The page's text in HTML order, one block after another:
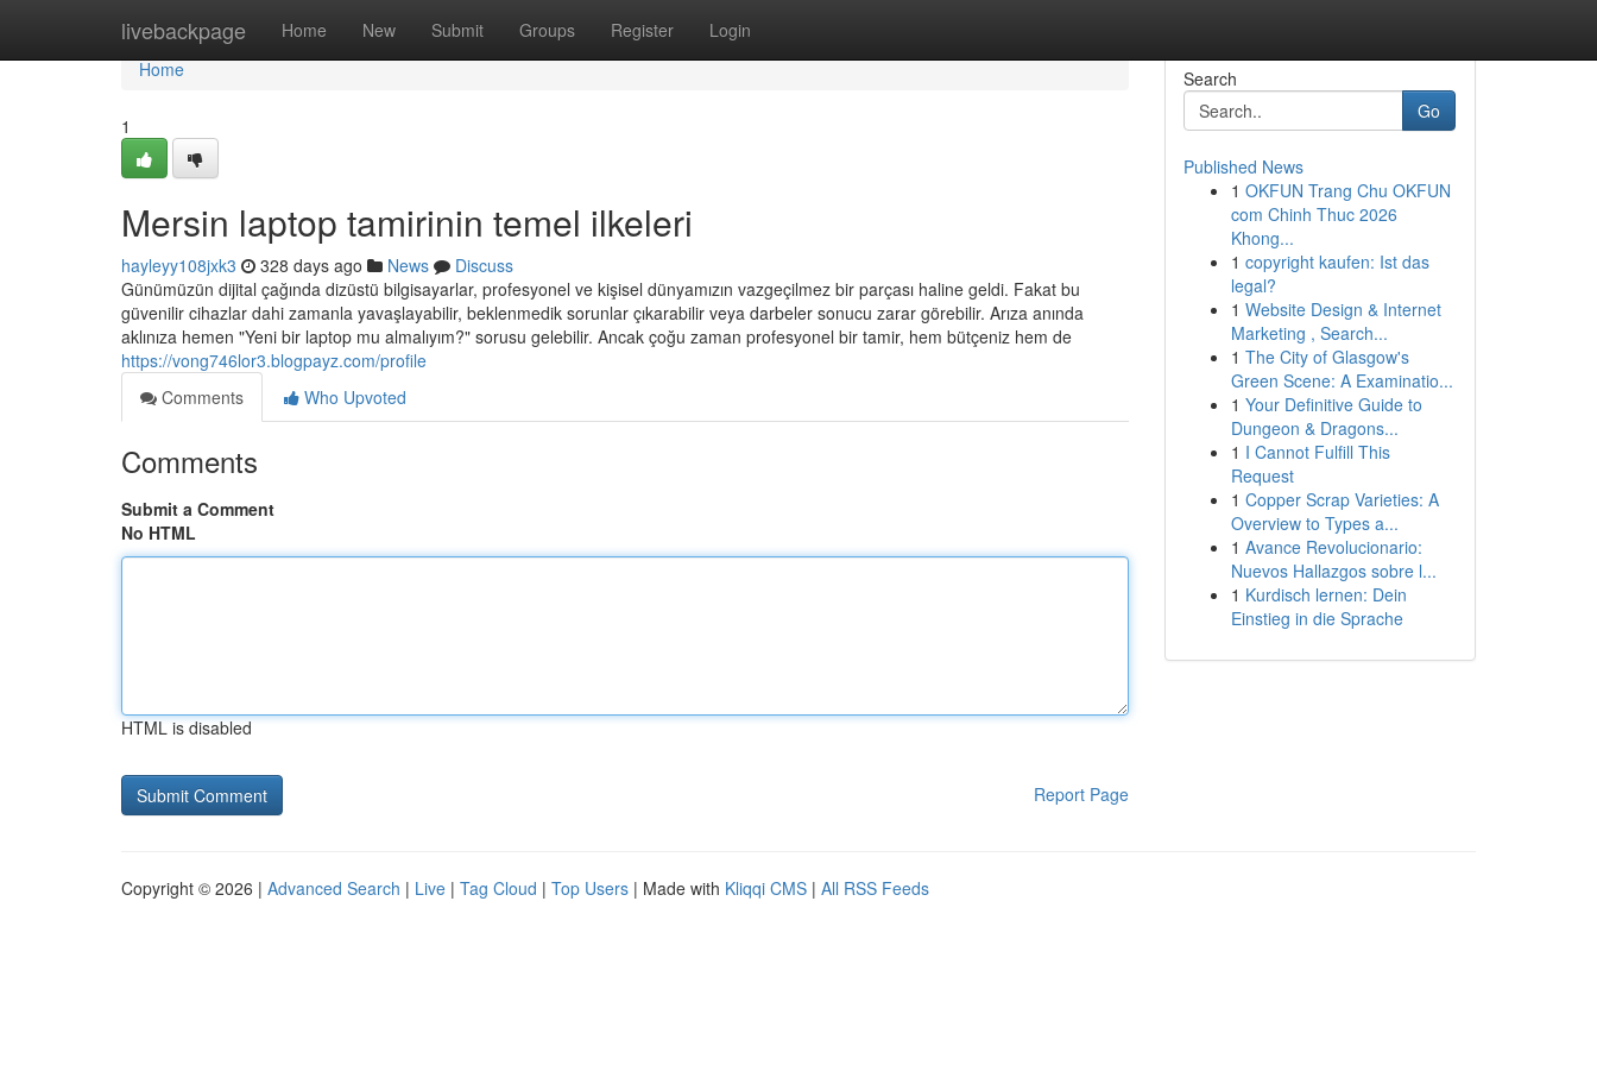
livebackpage Home New Submit Groups Register Login
Home
Home
1
Mersin laptop tamirinin temel ilkeleri
hayleyy108jxk3 328 days ago News
Discuss
Günümüzün dijital çağında dizüstü bilgisayarlar, profesyonel ve kişisel dünyamızın vazgeçilmez bir parçası haline geldi. Fakat bu
güvenilir cihazlar dahi zamanla yavaşlayabilir, beklenmedik sorunlar çıkarabilir veya darbeler sonucu zarar görebilir. Arıza anında
aklınıza hemen "Yeni bir laptop mu almalıyım?" sorusu gelebilir. Ancak çoğu zaman profesyonel bir tamir, hem bütçeniz hem de
https://vong746lor3.blogpayz.com/profile
Comments
Who Upvoted
Comments
Submit a Comment
No HTML
HTML is disabled
Report Page
Search
Go
Published News
1 OKFUN Trang Chu OKFUN
com Chinh Thuc 2026
Khong...
1 copyright kaufen: Ist das
legal?
1 Website Design & Internet
Marketing , Search...
1 The City of Glasgow's
Green Scene: A Examinatio...
1 Your Definitive Guide to
Dungeon & Dragons...
1 I Cannot Fulfill This
Request
1 Copper Scrap Varieties: A
Overview to Types a...
1 Avance Revolucionario:
Nuevos Hallazgos sobre l...
1 Kurdisch lernen: Dein
Einstieg in die Sprache
Copyright © 2026 | Advanced Search | Live | Tag Cloud | Top Users | Made with Kliqqi CMS | All RSS Feeds